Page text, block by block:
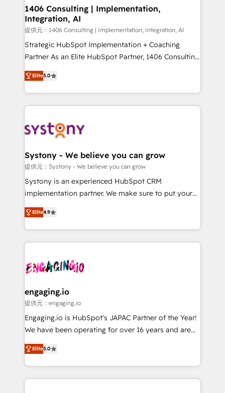
inbound and loop marketing, content, and digital
creativity. Our multicultural team works in Spanish,
Portuguese, and English to design scalable strategies
that drive measurable growth. 🌎 Highlights: • 10+
years as a HubSpot partner. • 2023 Impact Awards:
Year LATAM 2022, 2023, 2024, 2025. • Partner of the
Year 2024. • Organizer of Aliados.ai (AI, marketing &
you grow faster, smarter, and with impact.
1406 Consulting | Implementation,
Integration, AI
提供元：1406 Consulting | Implementation, Integration, AI
Strategic HubSpot Implementation + Coaching
Partner As an Elite HubSpot Partner, 1406 Consulting
helps mid-market revenue teams transform how
they sell, market, and serve. We don't just build your
HubSpot—we teach your team to own it, then stay
to help you keep winning. What We Do ⚙️ CRM
Data & Content 📈 Sales & Marketing Alignment +
Agent Creation 🔄 Custom Integrations & Data
Migration Why 1406 We become part of your team.
Your team learns while we build. We fix what others
broke. Built for mid-market reality—practical
constraints. By the Numbers 🏆 Top 1% of all
HubSpot partners 🔄 Top 5% globally in client
and sales ops at mid-market companies ready to
move beyond spreadsheets into unified systems
Elite5.0
Systony - We believe you can grow
提供元：Systony - We believe you can grow
Systony is an experienced HubSpot CRM
implementation partner. We make sure to put your
organization's needs and goals first and think along
with your organization. We are only satisfied once
you are too. Why Systony? - 20+ years of
experience with CRM, Marketing, Sales & Service
Own back-end developers - Complex data
View, SuperOffice) - Custom integrations (e.g. MS
Business Central, Navision, AX, SAP, Exact, AFAS) We
focus on growing B2B companies in the SME sector
such as manufacturing, SaaS, business services and
partner, we know how important user adoption is.
That's why we have developed a step-by-step
Elite4.9
engaging.io
提供元：engaging.io
Engaging.io is HubSpot's JAPAC Partner of the Year!
We have been operating for over 16 years and are
one of HubSpot's most experienced and technically
capable Agency Partners globally. We specialise in
complex CRM migrations, implementations,
integrations, custom CMS portal development,
Elite5.0